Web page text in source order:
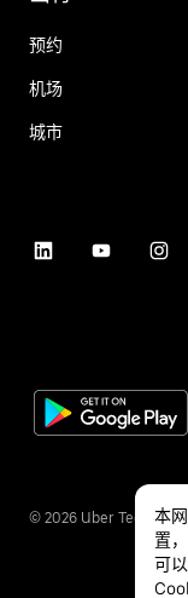
预约
机场
城市
© 2026 Uber
本
置
可